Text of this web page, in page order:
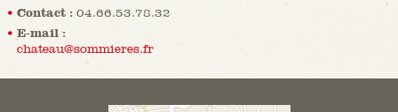
Contact : 04.66.53.78.32
E-mail :
chateau@sommieres.fr